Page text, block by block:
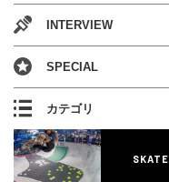
INTERVIEW
SPECIAL
カテゴリ
SKATE